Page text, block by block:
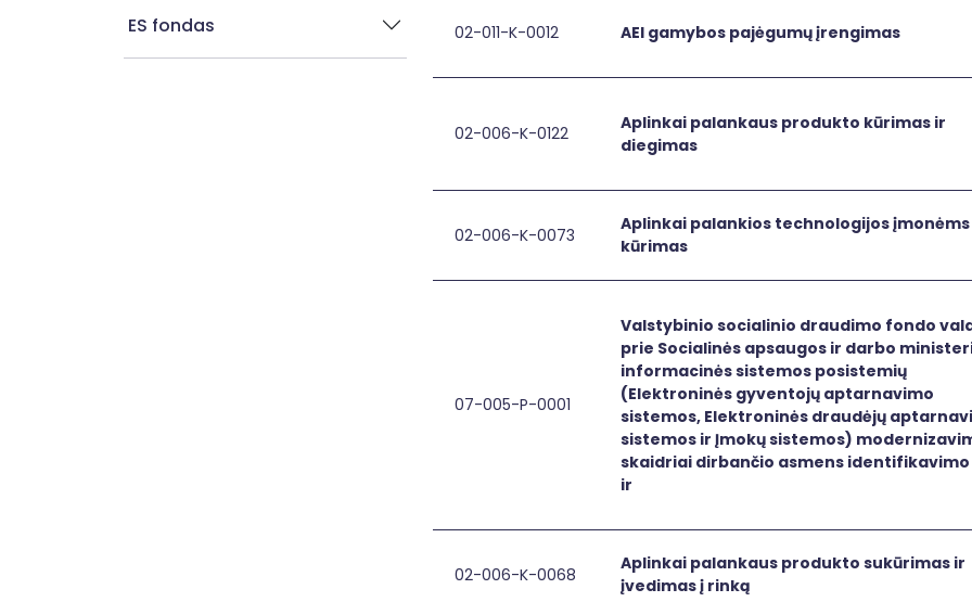
ES fondas
UAB
CAP“
energijos
šaltinius
AEI gamybos pajėgumų įrengimas
02-011-K-0012
AEI
įrengimas
AEI gamybos pajėgumų įrengimas
Aplinkai palankaus produkto kūrimas ir diegimas
02-006-K-0122
Aplinkai
produkto
kūrimas
ir
diegimas
Aplinkai palankaus produkto kūrimas ir
diegimas
Aplinkai palankios technologijos įmonėms kūrimas
02-006-K-0073
Aplinkai
įmonėms
kūrimas
Aplinkai palankios technologijos įmonėms
kūrimas
Valstybinio socialinio draudimo fondo valdybos prie
07-005-P-0001
Valstybinio
socialinio
draudimo
fondo
prie
Socialinės
apsaugos
ir
Valstybinio socialinio draudimo fondo
prie Socialinės apsaugos ir darbo
informacinės sistemos posistemių
(Elektroninės gyventojų aptarnavimo
sistemos, Elektroninės draudėjų
sistemos ir Įmokų sistemos)
skaidriai dirbančio asmens identifikavimo
ir
Aplinkai palankaus produkto sukūrimas ir įvedimas į rinką
02-006-K-0068
Aplinkai
Aplinkai palankaus produkto sukūrimas ir
įvedimas į rinką